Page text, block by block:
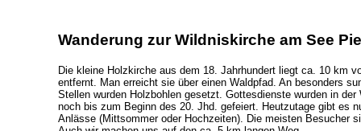
Wanderung zur Wildniskirche am See
Die kleine Holzkirche aus dem 18. Jahrhundert liegt ca. 10 km
entfernt. Man erreicht sie über einen Waldpfad. An besonders
Stellen wurden Holzbohlen gesetzt. Gottesdienste wurden in der
noch bis zum Beginn des 20. Jhd. gefeiert. Heutzutage gibt es
Anlässe (Mittsommer oder Hochzeiten). Die meisten Besucher